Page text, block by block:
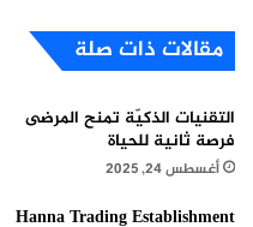
مقالات ذات صلة
التقنيات الذكيّة تمنح المرضى
فرصة ثانية للحياة
أغسطس 24, 2025
Hanna Trading Establishment